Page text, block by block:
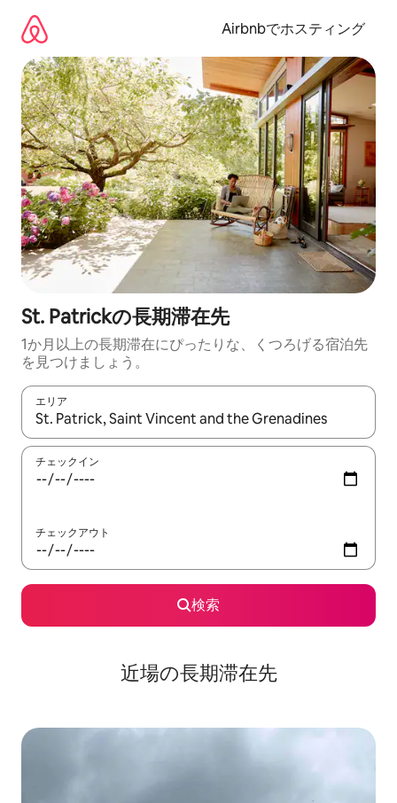
Airbnbでホスティング
St. Patrickの長期滞在先
1か月以上の長期滞在にぴったりな、くつろげる宿泊先
を見つけましょう。
エリア
検索結果が表示されたら、上下の矢印キーを使って移動するか
チェックイン
チェックアウト
検索
近場の長期滞在先